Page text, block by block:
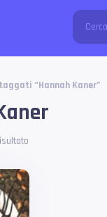
“Hannah Kaner”